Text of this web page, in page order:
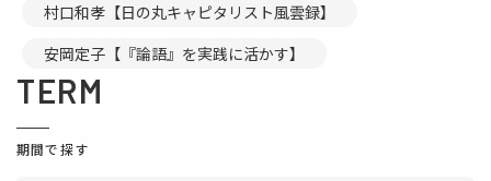
村口和孝【日の丸キャピタリスト風雲録】
安岡定子【『論語』を実践に活かす】
TERM
期間で探す